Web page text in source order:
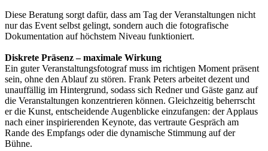
Diese Beratung sorgt dafür, dass am Tag der Veranstaltungen nicht
nur das Event selbst gelingt, sondern auch die fotografische
Dokumentation auf höchstem Niveau funktioniert.
Diskrete Präsenz – maximale Wirkung
Ein guter Veranstaltungsfotograf muss im richtigen Moment präsent
sein, ohne den Ablauf zu stören. Frank Peters arbeitet dezent und
unauffällig im Hintergrund, sodass sich Redner und Gäste ganz auf
die Veranstaltungen konzentrieren können. Gleichzeitig beherrscht
er die Kunst, entscheidende Augenblicke einzufangen: der Applaus
nach einer inspirierenden Keynote, das vertraute Gespräch am
Rande des Empfangs oder die dynamische Stimmung auf der
Bühne.